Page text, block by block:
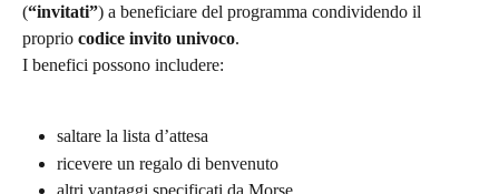
(“invitati”) a beneficiare del programma condividendo il
proprio codice invito univoco.
I benefici possono includere:
saltare la lista d’attesa
ricevere un regalo di benvenuto